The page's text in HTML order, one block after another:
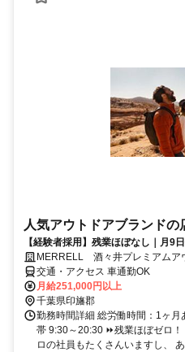
人気アウトドアブランド
【経験者採用】残業ほぼなし｜月9
MERRELL 酒々井プレミアムア
交通・アクセス 車通勤OK
月給251,000円以上
千葉県印旛郡
勤務時間詳細 総労働時間：1ヶ
帯 9:30～20:30 ⏩残業ほぼゼロ
ロの社員もたくさんいますし、